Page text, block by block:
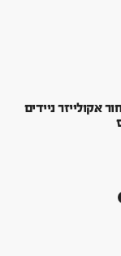
סמ עד 90 סמ זוג שחור אקולייזר ניידים